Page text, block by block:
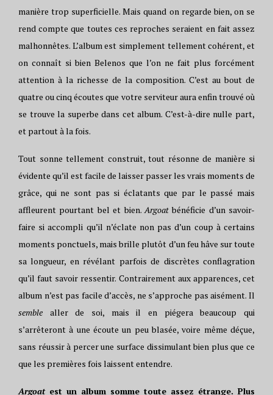
manière trop superficielle. Mais quand on regarde bien, on se
rend compte que toutes ces reproches seraient en fait assez
malhonnêtes. L’album est simplement tellement cohérent, et
on connaît si bien Belenos que l’on ne fait plus forcément
attention à la richesse de la composition. C’est au bout de
quatre ou cinq écoutes que votre serviteur aura enfin trouvé où
se trouve la superbe dans cet album. C’est-à-dire nulle part,
et partout à la fois.
Tout sonne tellement construit, tout résonne de manière si
évidente qu’il est facile de laisser passer les vrais moments de
grâce, qui ne sont pas si éclatants que par le passé mais
affleurent pourtant bel et bien.Argoatbénéficie d’un savoir-
faire si accompli qu’il n’éclate non pas d’un coup à certains
moments ponctuels, mais brille plutôt d’un feu hâve sur toute
sa longueur, en révélant parfois de discrètes conflagration
qu’il faut savoir ressentir. Contrairement aux apparences, cet
album n’est pas facile d’accès, ne s’approche pas aisément. Il
semble aller de soi, mais il en piégera beaucoup qui
s’arrêteront à une écoute un peu blasée, voire même déçue,
sans réussir à percer une surface dissimulant bien plus que ce
que les premières fois laissent entendre.
Argoat est un album somme toute assez étrange. Plus